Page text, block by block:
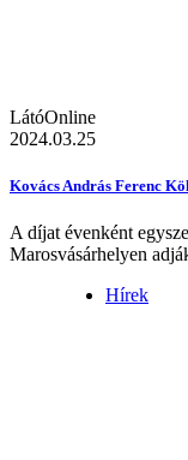
LátóOnline
2024.03.25
Kovács András Ferenc
A díjat évenként
Marosvásárhelyen
Hírek